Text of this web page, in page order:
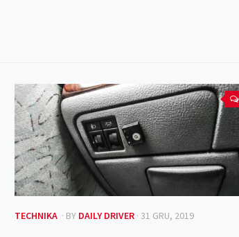
TECHNIKA · BY DAILY DRIVER · 31 GRU, 2019